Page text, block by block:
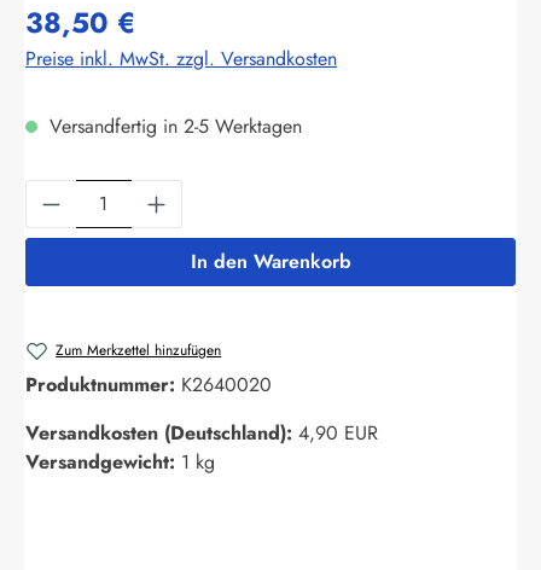
38,50 €
Preise inkl. MwSt. zzgl. Versandkosten
Versandfertig in 2-5 Werktagen
Produkt Anzahl: Gib den gewünschten
In den Warenkorb
Zum Merkzettel hinzufügen
Produktnummer: K2640020
Versandkosten (Deutschland): 4,90 EUR
Versandgewicht: 1 kg